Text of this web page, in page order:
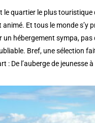
le quartier le plus touristique
animé. Et tous le monde s’y
hébergement sympa, pas
Bref, une sélection
: De l’auberge de jeunesse